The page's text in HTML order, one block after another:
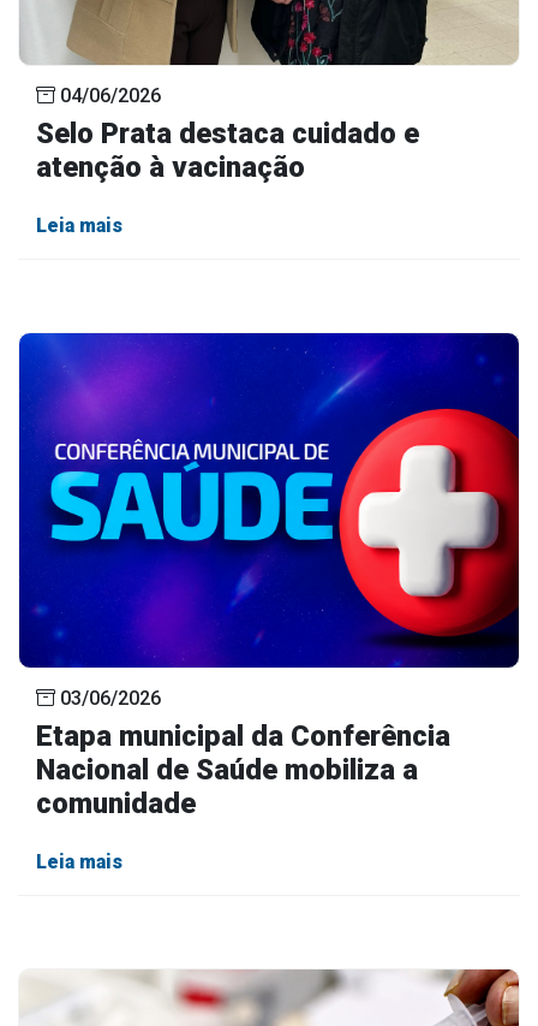
04/06/2026
Selo Prata destaca cuidado e
atenção à vacinação
Leia mais
03/06/2026
Etapa municipal da Conferência
Nacional de Saúde mobiliza a
comunidade
Leia mais